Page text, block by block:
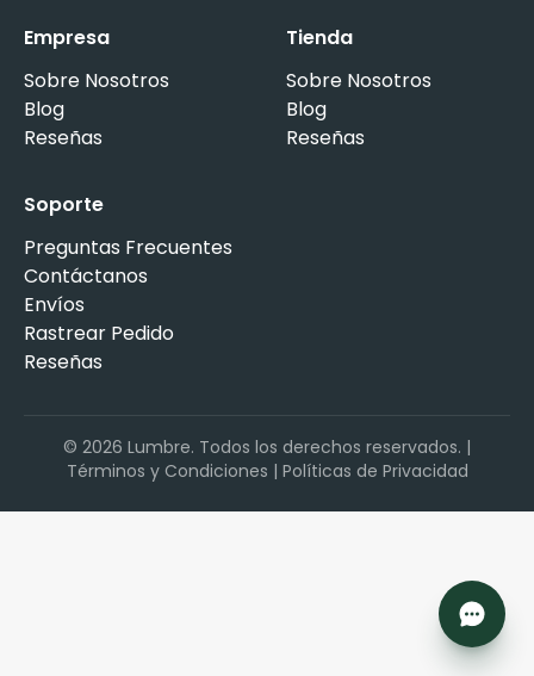
Empresa
Sobre Nosotros
Blog
Reseñas
Tienda
Sobre Nosotros
Blog
Reseñas
Soporte
Preguntas Frecuentes
Contáctanos
Envíos
Rastrear Pedido
Reseñas
© 2026 Lumbre. Todos los derechos reservados. |
Términos y Condiciones | Políticas de Privacidad